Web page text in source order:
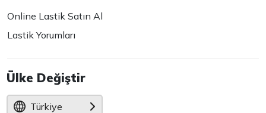
Online Lastik Satın Al
Lastik Yorumları
Ülke Değiştir
Türkiye